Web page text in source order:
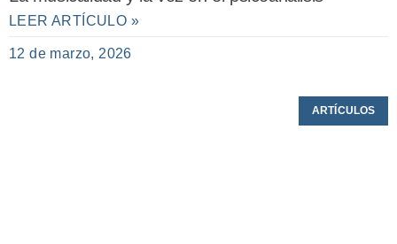
LEER ARTÍCULO »
12 de marzo, 2026
ARTÍCULOS